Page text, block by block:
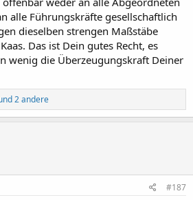
alle Führungskräfte gesellschaftlich
dieselben strengen Maßstäbe
Das ist Dein gutes Recht, es
wenig die Überzeugungskraft Deiner
2 andere
#187